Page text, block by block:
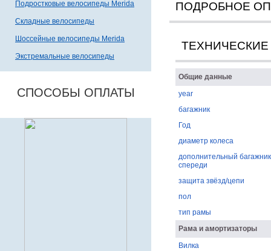
Подростковые велосипеды Merida
Складные велосипеды
Шоссейные велосипеды Merida
Экстремальные велосипеды
СПОСОБЫ ОПЛАТЫ
ПОДРОБНОЕ
ТЕХНИЧЕСКИЕ
Общие данные
year
багажник
Год
диаметр колеса
дополнительный багажник
спереди
защита звёзд/цепи
пол
тип рамы
Рама и амортизаторы
Вилка